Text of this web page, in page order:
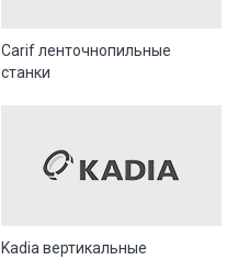
Carif ленточнопильные
станки
Kadia вертикальные